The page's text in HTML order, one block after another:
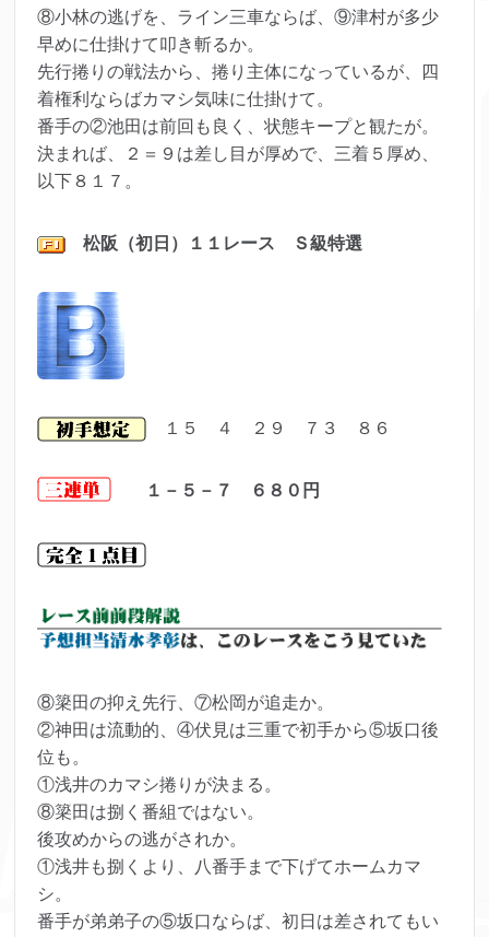
⑧小林の逃げを、ライン三車ならば、⑨津村が多少
早めに仕掛けて叩き斬るか。
先行捲りの戦法から、捲り主体になっているが、四
着権利ならばカマシ気味に仕掛けて。
番手の②池田は前回も良く、状態キープと観たが。
決まれば、２＝９は差し目が厚めで、三着５厚め、
以下８１７。
松阪（初日）１１レース Ｓ級特選
１５ ４ ２９ ７３ ８６
１－５－７ ６８０円
⑧簗田の抑え先行、⑦松岡が追走か。
②神田は流動的、④伏見は三重で初手から⑤坂口後
位も。
①浅井のカマシ捲りが決まる。
⑧簗田は捌く番組ではない。
後攻めからの逃がされか。
①浅井も捌くより、八番手まで下げてホームカマ
シ。
番手が弟弟子の⑤坂口ならば、初日は差されてもい